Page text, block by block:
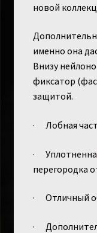
новой
именно она
Внизу
фиксатор
защитой.
· Лобная
·
перегородка
· Отличный
·